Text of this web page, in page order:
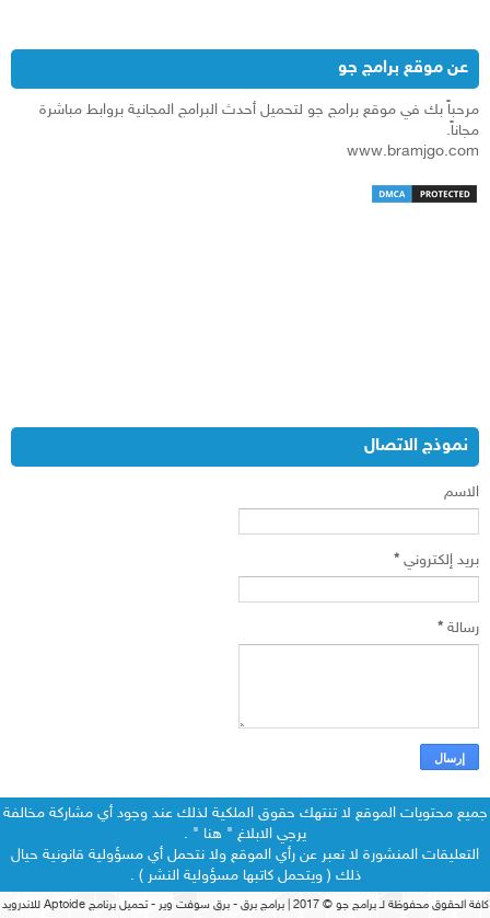
عن موقع برامج جو
مرحباً بك في موقع برامج جو لتحميل أحدث البرامج المجانية بروابط مباشرة
مجاناً.
www.bramjgo.com
نموذج الاتصال
الاسم
بريد إلكتروني *
رسالة *
جميع محتويات الموقع لا تنتهك حقوق الملكية لذلك عند وجود أي مشاركة مخالفة
يرجي الابلاغ " هنا " .
التعليقات المنشورة لا تعبر عن رأي الموقع ولا نتحمل أي مسؤولية قانونية حيال
ذلك ( ويتحمل كاتبها مسؤولية النشر ) .
كافة الحقوق محفوظة لـبرامج جو © 2017 | برامج برق -برق سوفت وير -تحميل برنامج Aptoide للاندرويد